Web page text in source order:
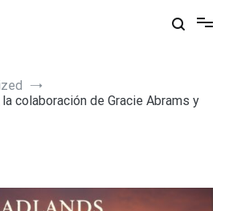
la colaboración de Gracie Abrams y